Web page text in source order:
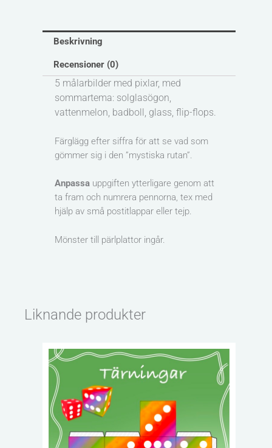
Beskrivning
Recensioner (0)
5 målarbilder med pixlar, med
sommartema: solglasögon,
vattenmelon, badboll, glass, flip-flops.
Färglägg efter siffra för att se vad som
gömmer sig i den ”mystiska rutan”.
Anpassa uppgiften ytterligare genom att
ta fram och numrera pennorna, tex med
hjälp av små postitlappar eller tejp.
Mönster till pärlplattor ingår.
Liknande produkter